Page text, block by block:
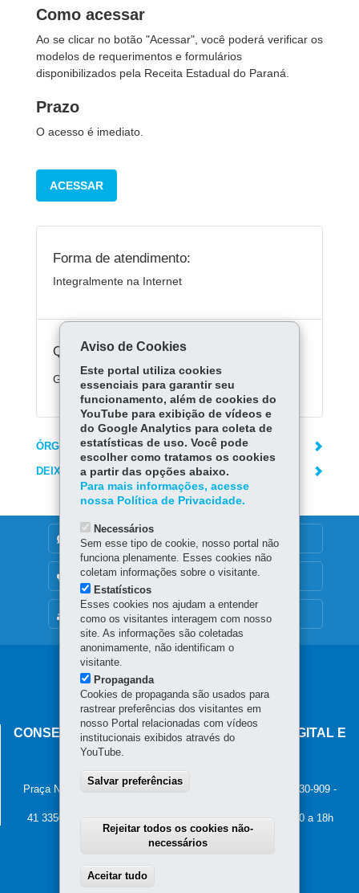
Como acessar
Ao se clicar no botão "Acessar", você poderá verificar os
modelos de requerimentos e formulários
disponibilizados pela Receita Estadual do Paraná.
Prazo
O acesso é imediato.
ACESSAR
Forma de atendimento:
Integralmente na Internet
Quanto custa:
Gratuito.
ÓRGÃO RESPONSÁVEL
DEIXE SUA OPINIÃO
MAPA DO SITE
DENUNCIE CORRUPÇÃO
OUVIDORIA
Navegação
principal
CONSELHO ESTADUAL DE GOVERNANÇA DIGITAL E
SEGURANÇA DA INFORMAÇÃO
Palácio Iguaçu
Praça Nossa Senhora de Salette, s/n - Centro Cívico
80.530-909 -
41 3350-2400 - Horário de atendimento: 8h30 a 12h e 13h30 a 18h
Aviso de Cookies
Este portal utiliza cookies
essenciais para garantir seu
funcionamento, além de cookies do
YouTube para exibição de vídeos e
do Google Analytics para coleta de
estatísticas de uso. Você pode
escolher como tratamos os cookies
a partir das opções abaixo.
Para mais informações, acesse
nossa Política de Privacidade.
Necessários
Sem esse tipo de cookie, nosso portal não
funciona plenamente. Esses cookies não
coletam informações sobre o visitante.
Estatísticos
Esses cookies nos ajudam a entender
como os visitantes interagem com nosso
site. As informações são coletadas
anonimamente, não identificam o
visitante.
Propaganda
Cookies de propaganda são usados para
rastrear preferências dos visitantes em
nosso Portal relacionadas com vídeos
institucionais exibidos através do
YouTube.
Salvar preferências
Rejeitar todos os cookies não-
necessários
Aceitar tudo